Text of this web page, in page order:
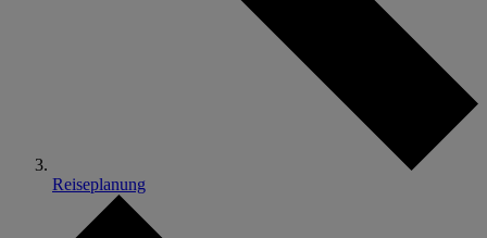
Reiseplanung